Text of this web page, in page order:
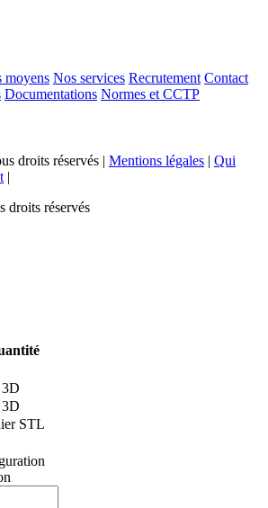
moyens Nos services Recrutement Contact
Documentations Normes et CCTP
droits réservés | Mentions légales | Qui
|
droits réservés
3D
STL